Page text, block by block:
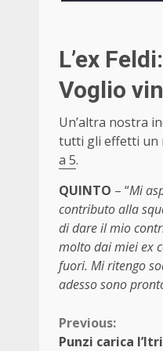
L’ex
Voglio
Un’altra nostra
tutti gli effetti un
a 5.
QUINTO – “Mi
contributo alla
di dare il mio
molto dai miei ex
fuori. Mi ritengo
adesso sono
Continue
Previous:
Punzi carica